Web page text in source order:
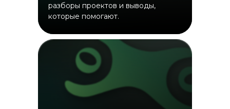
разборы проектов и выводы,
которые помогают.